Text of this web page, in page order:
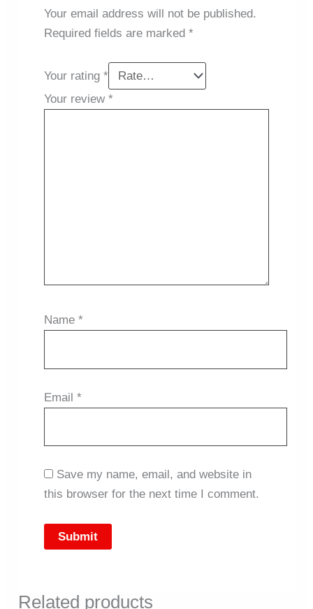
Your email address will not be published.
Required fields are marked *
Your rating *
Your review *
Name *
Email *
Save my name, email, and website in
this browser for the next time I comment.
Related products